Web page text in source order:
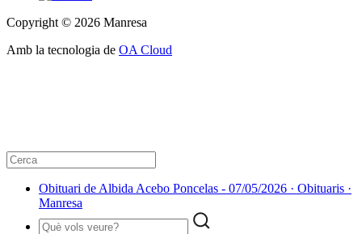
Copyright © 2026 Manresa
Amb la tecnologia de OA Cloud
Obituari de Albida Acebo Poncelas - 07/05/2026 · Obituaris ·
Manresa